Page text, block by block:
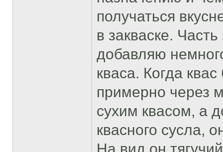
получаться
в закваске.
добавляю
кваса. Когда
примерно через
сухим квасом, а
квасного сусла,